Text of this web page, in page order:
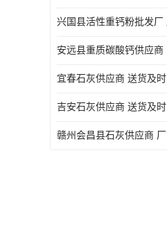
安远县重质碳酸钙供应商
宜春石灰供应商 送货及时
吉安石灰供应商 送货及时